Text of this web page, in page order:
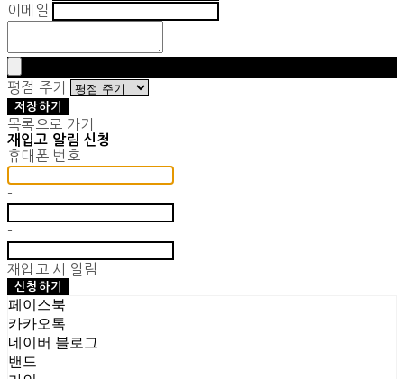
이메일
평점 주기
저장하기
목록으로 가기
재입고 알림 신청
휴대폰 번호
-
-
재입고 시 알림
신청하기
페이스북
카카오톡
네이버 블로그
밴드